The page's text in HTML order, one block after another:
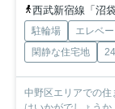
西武新宿線「沼
駐輪場 エレベ
閑静な住宅地
中野区エリアでの住